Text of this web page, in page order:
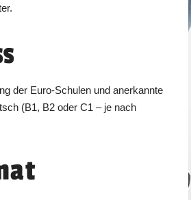
der Euro-Schulen und anerkannte
(B1, B2 oder C1 – je nach